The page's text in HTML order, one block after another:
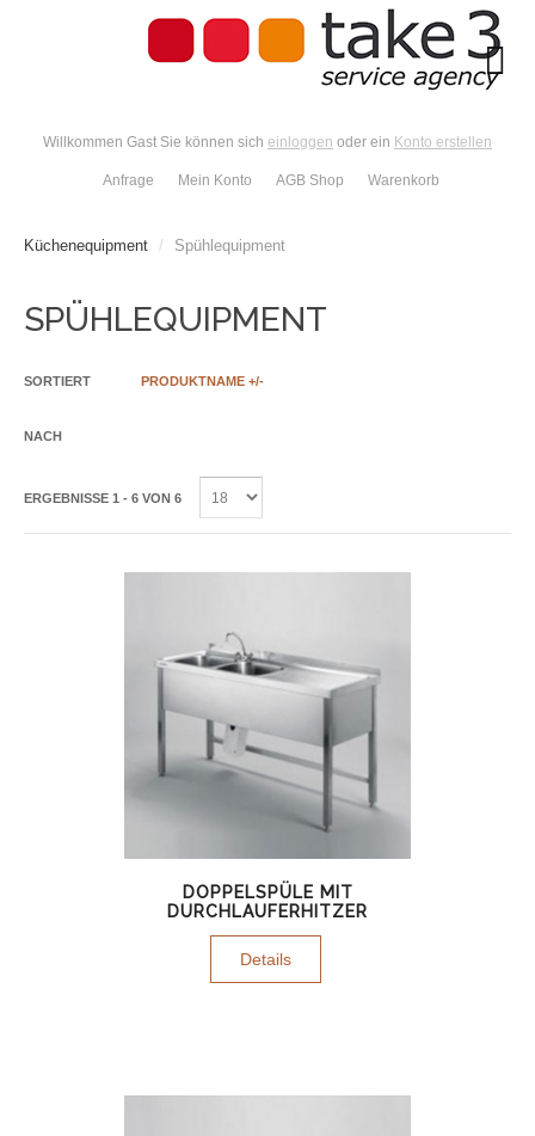
Willkommen Gast Sie können sich einloggen oder ein Konto erstellen
Anfrage Mein Konto AGB Shop Warenkorb
Küchenequipment / Spühlequipment
SPÜHLEQUIPMENT
SORTIERT
NACH
PRODUKTNAME +/-
ERGEBNISSE 1 - 6 VON 6
DOPPELSPÜLE MIT
DURCHLAUFERHITZER
Details